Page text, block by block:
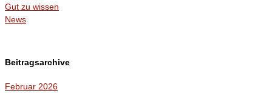
Gut zu wissen
News
Beitragsarchive
Februar 2026